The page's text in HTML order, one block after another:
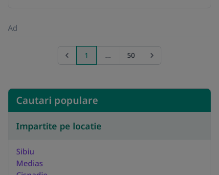
Ad
Previous page
1 ... 50 Go to next page
Cautari populare
Impartite pe locatie
Sibiu
Medias